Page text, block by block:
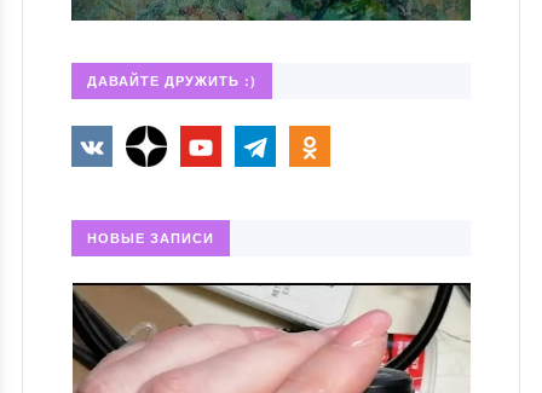
ДАВАЙТЕ ДРУЖИТЬ :)
НОВЫЕ ЗАПИСИ